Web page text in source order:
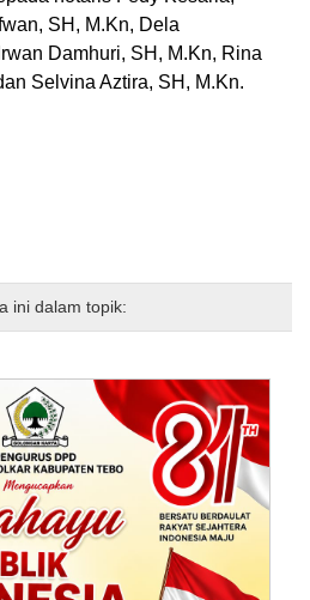
SH, M.Kn, Dela
Damhuri, SH, M.Kn, Rina
Selvina Aztira, SH, M.Kn.
ini dalam topik: